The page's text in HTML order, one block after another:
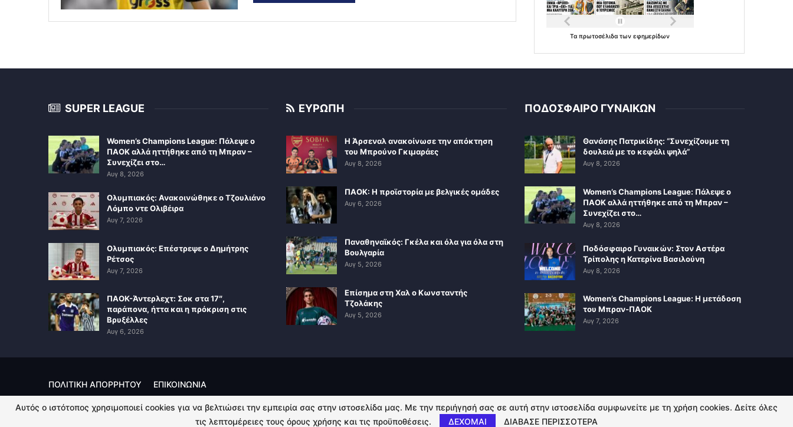
Ταπρωτοσέλιδατωνεφημερίδων
SUPER LEAGUE
Women’s Champions League: Πάλεψε ο
ΠΑΟΚ αλλά ηττήθηκε από τη Μπραν –
Συνεχίζει στο…
Αυγ 8, 2026
Ολυμπιακός: Ανακοινώθηκε ο Τζουλιάνο
Λόμπο ντε Ολιβέιρα
Αυγ 7, 2026
Ολυμπιακός: Επέστρεψε ο Δημήτρης
Ρέτσος
Αυγ 7, 2026
ΠΑΟΚ-Άντερλεχτ: Σοκ στα 17″,
παράπονα, ήττα και η πρόκριση στις
Βρυξέλλες
Αυγ 6, 2026
ΕΥΡΩΠΗ
Η Άρσεναλ ανακοίνωσε την απόκτηση
του Μπρούνο Γκιμαράες
Αυγ 8, 2026
ΠΑΟΚ: Η προϊστορία με βελγικές ομάδες
Αυγ 6, 2026
Παναθηναϊκός: Γκέλα και όλα για όλα στη
Βουλγαρία
Αυγ 5, 2026
Επίσημα στη Χαλ ο Κωνσταντής
Τζολάκης
Αυγ 5, 2026
ΠΟΔΟΣΦΑΙΡΟ ΓΥΝΑΙΚΩΝ
Θανάσης Πατρικίδης: “Συνεχίζουμε τη
δουλειά με το κεφάλι ψηλά”
Αυγ 8, 2026
Women’s Champions League: Πάλεψε ο
ΠΑΟΚ αλλά ηττήθηκε από τη Μπραν –
Συνεχίζει στο…
Αυγ 8, 2026
Ποδόσφαιρο Γυναικών: Στον Αστέρα
Τρίπολης η Κατερίνα Βασιλούνη
Αυγ 8, 2026
Women’s Champions League: Η μετάδοση
του Μπραν-ΠΑΟΚ
Αυγ 7, 2026
ΠΟΛΙΤΙΚΗ ΑΠΟΡΡΗΤΟΥ ΕΠΙΚΟΙΝΩΝΙΑ
© 2026 - Kingsport.gr. All Rights Reserved.
Αυτός ο ιστότοπος χρησιμοποιεί cookies για να βελτιώσει την εμπειρία σας στην ιστοσελίδα μας. Με την περιήγησή σας σε αυτή στην ιστοσελίδα συμφωνείτε με τη χρήση cookies. Δείτε όλες
τις λεπτομέρειες τους όρους χρήσης και τις προϋποθέσεις.
ΔΕΧΟΜΑΙ ΔΙΑΒΑΣΕ ΠΕΡΙΣΣΟΤΕΡΑ